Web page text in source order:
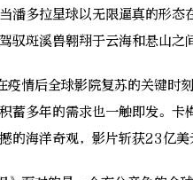
潘多拉星球以无限逼真的形态
驭斑溪兽翱翔于云海和悬山之
后全球影院复苏的关键时刻
蓄多年的需求也一触即发。卡
的海洋奇观，影片斩获23亿美